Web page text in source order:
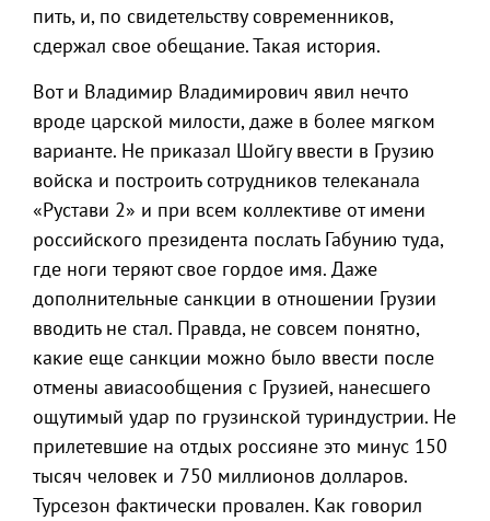
пить, и, по свидетельству современников,
сдержал свое обещание. Такая история.
Вот и Владимир Владимирович явил нечто
вроде царской милости, даже в более мягком
варианте. Не приказал Шойгу ввести в Грузию
войска и построить сотрудников телеканала
«Рустави 2» и при всем коллективе от имени
российского президента послать Габунию туда,
где ноги теряют свое гордое имя. Даже
дополнительные санкции в отношении Грузии
вводить не стал. Правда, не совсем понятно,
какие еще санкции можно было ввести после
отмены авиасообщения с Грузией, нанесшего
ощутимый удар по грузинской туриндустрии. Не
прилетевшие на отдых россияне это минус 150
тысяч человек и 750 миллионов долларов.
Турсезон фактически провален. Как говорил